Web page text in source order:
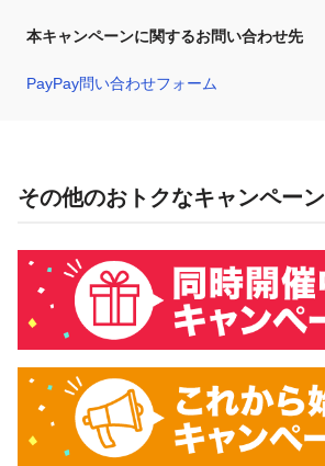
本キャンペーンに関するお問い合わせ先
PayPay問い合わせフォーム
その他のおトクなキャンペーン